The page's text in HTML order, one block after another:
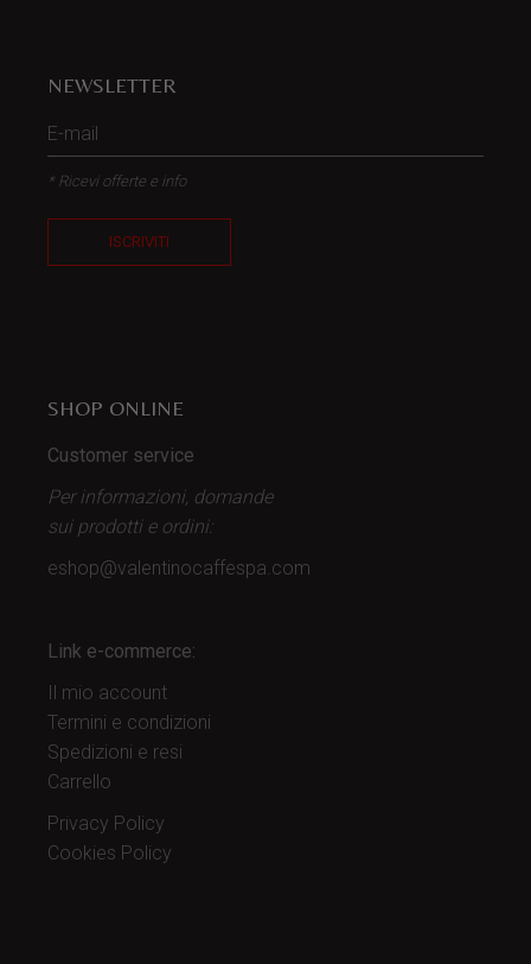
NEWSLETTER
* Ricevi offerte e info
ISCRIVITI
SHOP ONLINE
Customer service
Per informazioni, domande
sui prodotti e ordini:
eshop@valentinocaffespa.com
Link e-commerce:
Il mio account
Termini e condizioni
Spedizioni e resi
Carrello
Privacy Policy
Cookies Policy